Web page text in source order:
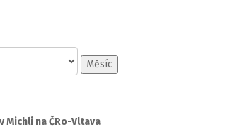
Měsíc
na ČRo-Vltava